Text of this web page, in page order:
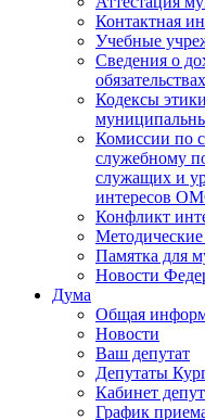
Контактная
Учебные
Сведения о
Кодексы
Комиссии по
служебному
служащих и
интересов
Конфликт
Памятка для
Новости
Дума
Общая
Новости
Ваш депутат
Депутаты
Кабинет
График